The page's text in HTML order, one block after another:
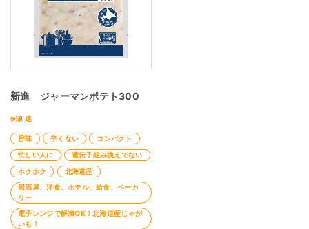
新進 ジャーマンポテト300
㈱新進
旨味 辛くない
コンパクト
忙しい人に
遺伝子組み換えでない
ホクホク
北海道産
居酒屋、洋食、ホテル、給食、ベーカ
リー
電子レンジで解凍OK！北海道産じゃが
いも！